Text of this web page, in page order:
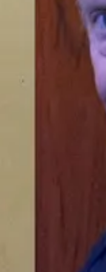
och rektorn
skola. Producent:
Ann